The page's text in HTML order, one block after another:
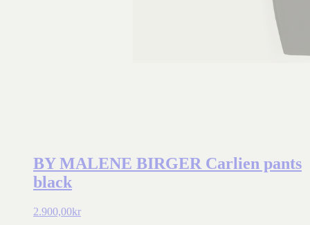
BY MALENE BIRGER Carlien pants
black
2.900,00kr